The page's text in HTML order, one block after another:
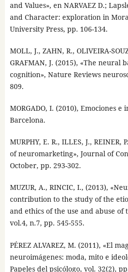
and Values», en NARVAEZ D.;
and Character: exploration in
University Press, pp. 106-134.
MOLL, J., ZAHN, R., OLIVEIRA-
GRAFMAN, J. (2015), «The neural
cognition», Nature Reviews
809.
MORGADO, I. (2010), Emociones
Barcelona.
MURPHY, E. R., ILLES, J., REINER,
of neuromarketing», Journal of
October, pp. 293-302.
MUZUR, A., RINCIC, I., (2013),
contribution to the study of the
and ethics of the use and abuse of
vol.4, n.7, pp. 545-555.
PÉREZ ALVAREZ, M. (2011), «El
neuroimágenes: moda, mito e
Papeles del psicólogo, vol. 32(2),